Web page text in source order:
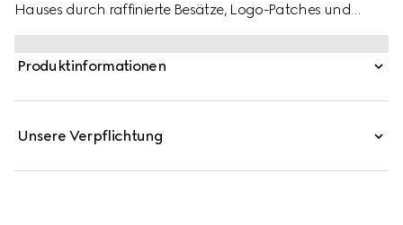
Hauses durch raffinierte Besätze, Logo-Patches und
dezente Stickereien neues Leben ein. Dieses Cape aus
GG Wolljacquard wird von einem Fransenabschluss
komplettiert.
Produktinformationen
Unsere Verpflichtung